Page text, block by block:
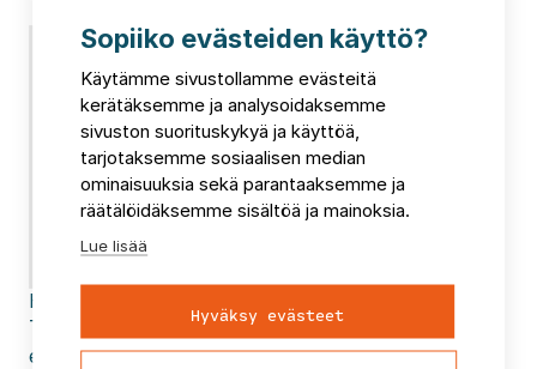
Harri
Toimialajohtaja
etunimi.sukunimi@fcg.fi
Sopiiko evästeiden käyttö?
Käytämme sivustollamme evästeitä
kerätäksemme ja analysoidaksemme
sivuston suorituskykyä ja käyttöä,
tarjotaksemme sosiaalisen median
ominaisuuksia sekä parantaaksemme ja
räätälöidäksemme sisältöä ja mainoksia.
Lue lisää
Hyväksy evästeet